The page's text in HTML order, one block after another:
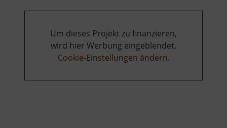
Um dieses Projekt zu finanzieren,
wird hier Werbung eingeblendet.
Cookie-Einstellungen ändern.